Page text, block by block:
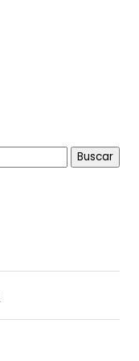
Buscar